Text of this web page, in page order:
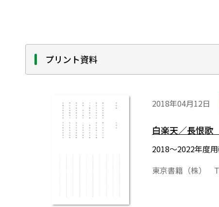
プリント資料
2018年04月12日
白楽天／長恨歌
2018～2022年度
東京書籍（株）